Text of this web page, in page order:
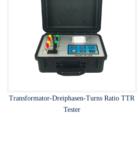
Transformator-Dreiphasen-Turns Ratio TTR
Tester